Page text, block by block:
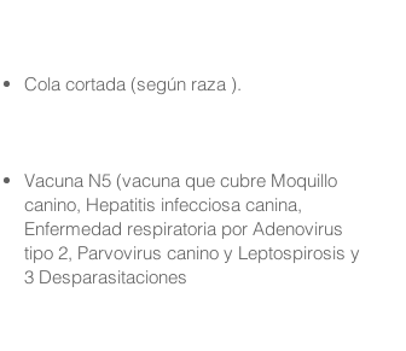
Cola cortada (según raza ).
Vacuna N5 (vacuna que cubre Moquillo
canino, Hepatitis infecciosa canina,
Enfermedad respiratoria por Adenovirus
tipo 2, Parvovirus canino y Leptospirosis y
3 Desparasitaciones